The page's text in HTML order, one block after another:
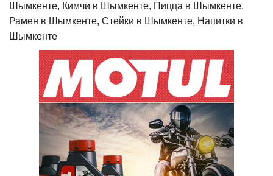
Шымкенте, Кимчи в Шымкенте, Пицца в Шымкенте,
Рамен в Шымкенте, Стейки в Шымкенте, Напитки в
Шымкенте